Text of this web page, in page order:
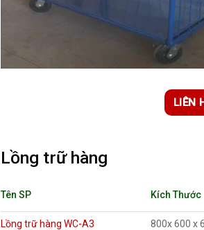
LIÊN
Lồng trữ hàng
Tên SP Kích Thước
Lồng trữ hàng WC-A3 800x 600 x